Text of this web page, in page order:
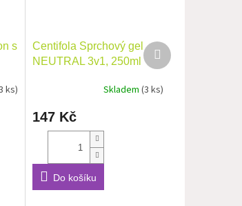
s
ks)
Centifola Sprchový gel
NEUTRAL 3v1, 250ml
Skladem (3 ks)
147 Kč
Do košíku
Další
produkt